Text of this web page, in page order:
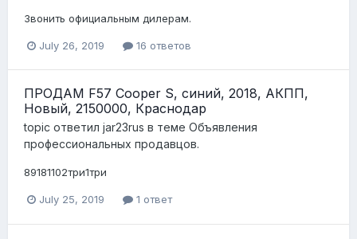
Звонить официальным дилерам.
July 26, 2019 16 ответов
ПРОДАМ F57 Cooper S, синий, 2018, АКПП,
Новый, 2150000, Краснодар
topic ответил jar23rus в теме Объявления
профессиональных продавцов.
89181102три1три
July 25, 2019 1 ответ